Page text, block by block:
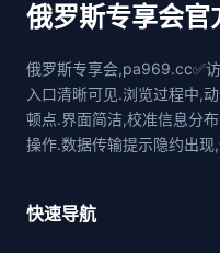
俄罗斯专享会官
俄罗斯专享会,pa969.cc✅
入口清晰可见.浏览过程中,
顿点.界面简洁,校准信息分
操作.数据传输提示隐约出现
快速导航